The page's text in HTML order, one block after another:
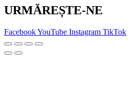
URMĂREȘTE-NE
FacebookYouTube Instagram TikTok